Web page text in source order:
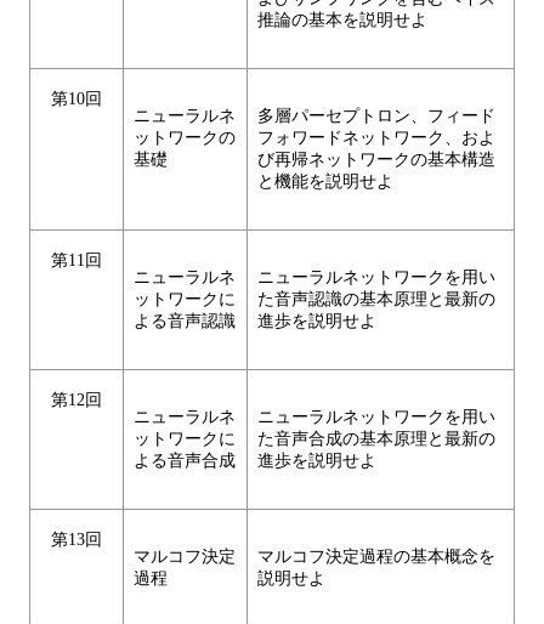
推論の基本を説明せよ
第10回
ニューラルネ
ットワークの
基礎
多層パーセプトロン、フィード
フォワードネットワーク、およ
び再帰ネットワークの基本構造
と機能を説明せよ
第11回
ニューラルネ
ットワークに
よる音声認識
ニューラルネットワークを用い
た音声認識の基本原理と最新の
進歩を説明せよ
第12回
ニューラルネ
ットワークに
よる音声合成
ニューラルネットワークを用い
た音声合成の基本原理と最新の
進歩を説明せよ
第13回
マルコフ決定
過程
マルコフ決定過程の基本概念を
説明せよ